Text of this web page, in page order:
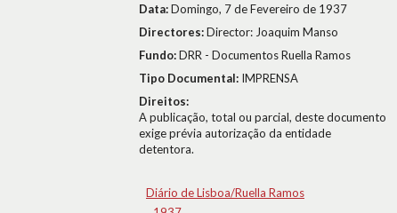
Data:Domingo, 7 de Fevereiro de 1937
Directores:Director: Joaquim Manso
Fundo:DRR - Documentos Ruella Ramos
Tipo Documental: IMPRENSA
Direitos:
A publicação, total ou parcial, deste documento
exige prévia autorização da entidade
detentora.
Diário de Lisboa/Ruella Ramos